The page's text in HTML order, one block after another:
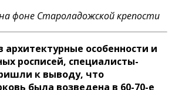
фоне Староладожской крепости
архитектурные особенности и
росписей, специалисты-
к выводу, что
была возведена в 60-70-е